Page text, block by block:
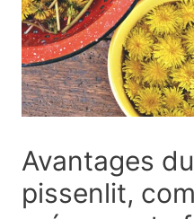
Avantages
pissenlit,